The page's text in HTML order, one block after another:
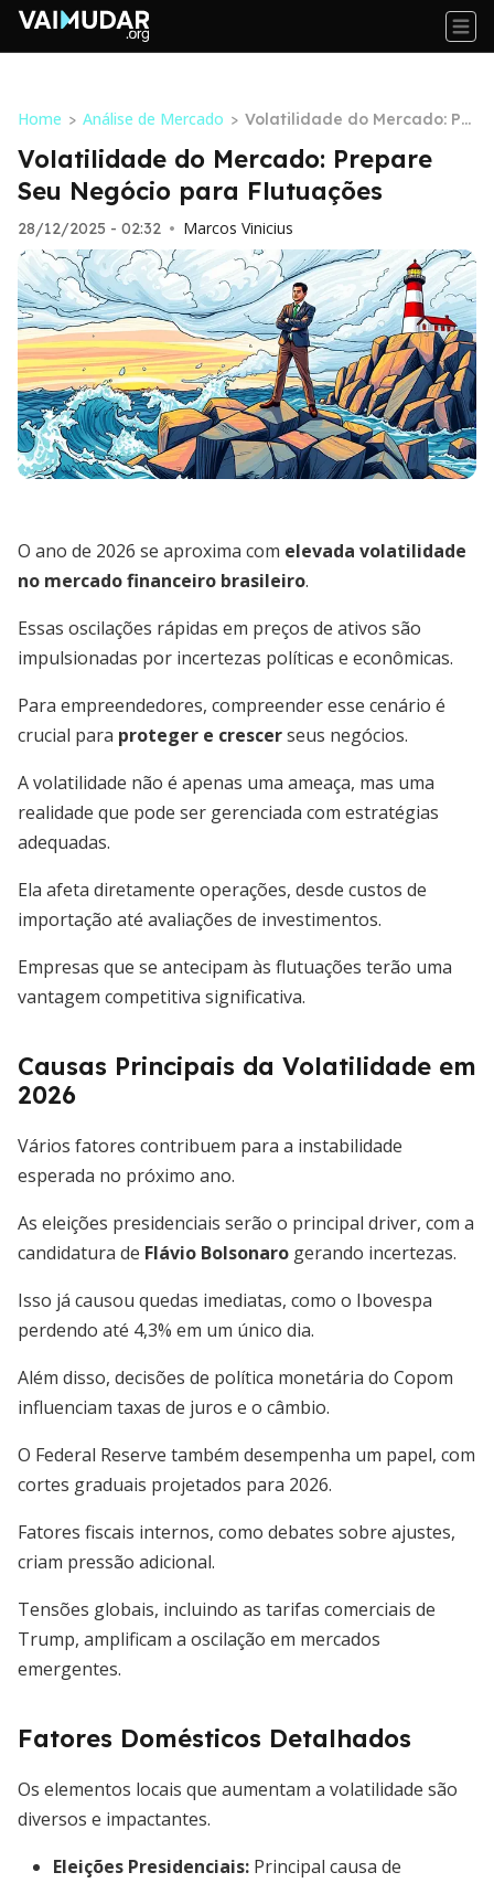
Home > Análise de Mercado > Volatilidade do Mercado: Pr
epare Seu Negócio para Flut
uações
Volatilidade do Mercado: Prepare
Seu Negócio para Flutuações
28/12/2025 - 02:32 • Marcos Vinicius
O ano de 2026 se aproxima com elevada volatilidade
no mercado financeiro brasileiro.
Essas oscilações rápidas em preços de ativos são
impulsionadas por incertezas políticas e econômicas.
Para empreendedores, compreender esse cenário é
crucial para proteger e crescerseus negócios.
A volatilidade não é apenas uma ameaça, mas uma
realidade que pode ser gerenciada com estratégias
adequadas.
Ela afeta diretamente operações, desde custos de
importação até avaliações de investimentos.
Empresas que se antecipam às flutuações terão uma
vantagem competitiva significativa.
Causas Principais da Volatilidade em
2026
Vários fatores contribuem para a instabilidade
esperada no próximo ano.
As eleições presidenciais serão o principal driver, com a
candidatura de Flávio Bolsonaro gerando incertezas.
Isso já causou quedas imediatas, como o Ibovespa
perdendo até 4,3% em um único dia.
Além disso, decisões de política monetária do Copom
influenciam taxas de juros e o câmbio.
O Federal Reserve também desempenha um papel, com
cortes graduais projetados para 2026.
Fatores fiscais internos, como debates sobre ajustes,
criam pressão adicional.
Tensões globais, incluindo as tarifas comerciais de
Trump, amplificam a oscilação em mercados
emergentes.
Fatores Domésticos Detalhados
Os elementos locais que aumentam a volatilidade são
diversos e impactantes.
Eleições Presidenciais: Principal causa de